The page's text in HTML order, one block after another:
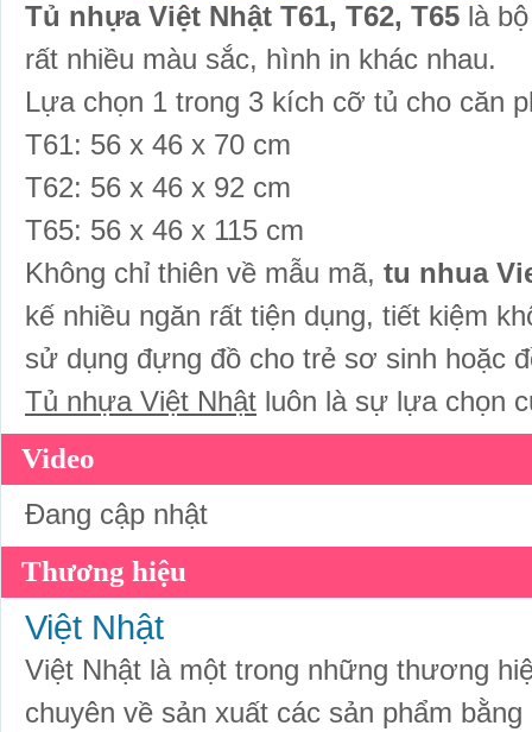
Tủ nhựa Việt Nhật T61, T62, T65 là
rất nhiều màu sắc, hình in khác nhau.
Lựa chọn 1 trong 3 kích cỡ tủ cho căn
T61: 56 x 46 x 70 cm
T62: 56 x 46 x 92 cm
T65: 56 x 46 x 115 cm
Không chỉ thiên về mẫu mã, tu nhua
kế nhiều ngăn rất tiện dụng, tiết kiệm
sử dụng đựng đồ cho trẻ sơ sinh hoặc
Tủ nhựa Việt Nhật luôn là sự lựa chọn
Video
Đang cập nhật
Thương hiệu
Việt Nhật
Việt Nhật là một trong những thương
chuyên về sản xuất các sản phẩm